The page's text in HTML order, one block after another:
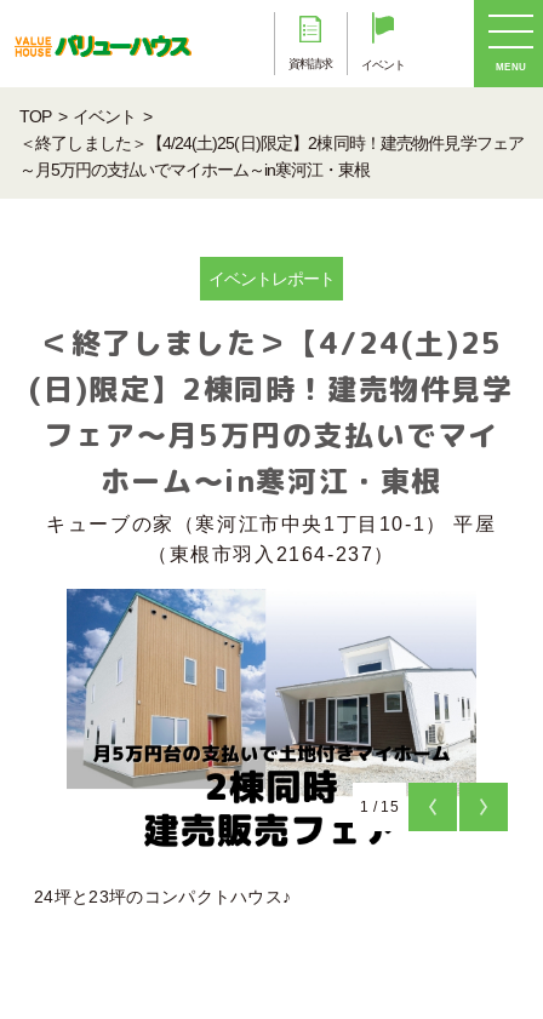
資料請求 イベント MENU
TOP
イベント
＜終了しました＞【4/24(土)25(日)限定】2棟同時！建売物件見学フェア
～月5万円の支払いでマイホーム～in寒河江・東根
イベントレポート
＜終了しました＞【4/24(土)25
(日)限定】2棟同時！建売物件見学
フェア～月5万円の支払いでマイ
ホーム～in寒河江・東根
キューブの家（寒河江市中央1丁目10-1） 平屋
（東根市羽入2164-237）
24坪と23坪のコンパクトハウス♪
1 / 15